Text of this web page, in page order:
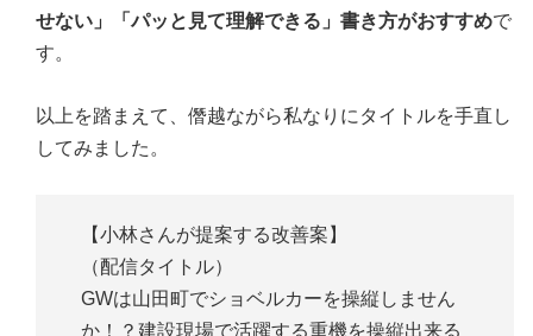
せない」「パッと見て理解できる」書き方がおすすめで
す。
以上を踏まえて、僭越ながら私なりにタイトルを手直し
してみました。
【小林さんが提案する改善案】
（配信タイトル）
GWは山田町でショベルカーを操縦しません
か！？建設現場で活躍する重機を操縦出来る